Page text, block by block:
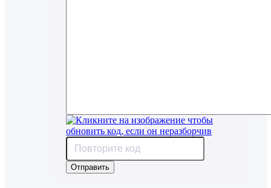
Отправить